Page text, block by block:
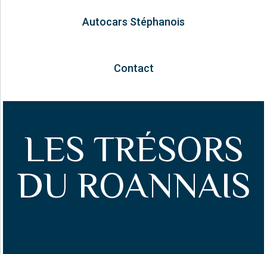
Autocars Stéphanois
Contact
LES TRÉSORS
DU ROANNAIS